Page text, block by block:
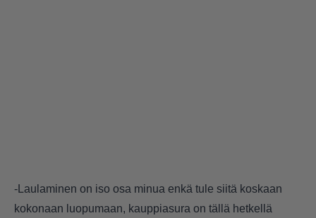
-Laulaminen on iso osa minua enkä tule siitä koskaan
kokonaan luopumaan, kauppiasura on tällä hetkellä